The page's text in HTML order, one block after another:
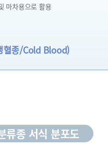
마차용으로 활용
혈종/Cold Blood)
류종 서식 분포도